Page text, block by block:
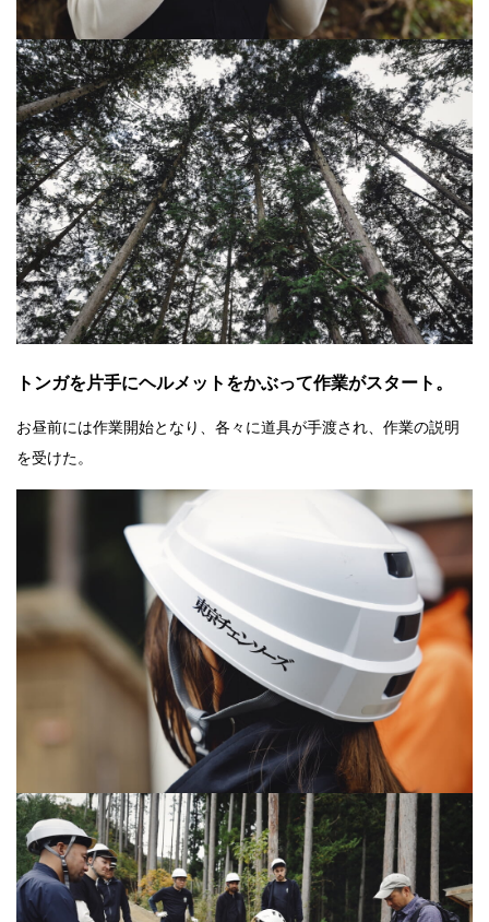
トンガを片手にヘルメットをかぶって作業がスタート。
お昼前には作業開始となり、各々に道具が手渡され、作業の説明
を受けた。